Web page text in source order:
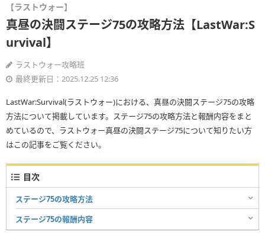
【ラストウォー】
真昼の決闘ステージ75の攻略方法【LastWar:S
urvival】
ラストウォー攻略班
最終更新日：2025.12.25 12:36
LastWar:Survival(ラストウォー)における、真昼の決闘ステージ75の攻略
方法について掲載しています。ステージ75の攻略方法と報酬内容をまと
めているので、ラストウォー真昼の決闘ステージ75について知りたい方
はこの記事をご覧ください。
目次
ステージ75の攻略方法
ステージ75の報酬内容